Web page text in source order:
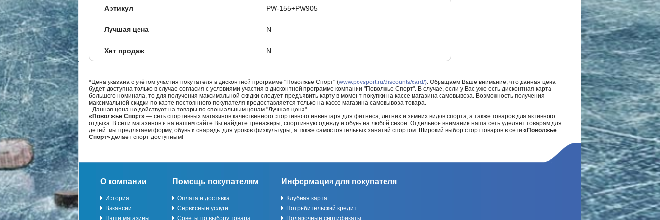
Артикул PW-155+PW905
Лучшая цена N
Хит продаж N
*Цена указана с учётом участия покупателя в дисконтной программе "Поволжье Спорт" (www.povsport.ru/discounts/card/). Обращаем Ваше внимание, что данная цена
будет доступна только в случае согласия с условиями участия в дисконтной программе компании "Поволжье Спорт". В случае, если у Вас уже есть дисконтная карта
большего номинала, то для получения максимальной скидки следует предъявить карту в момент покупки на кассе магазина самовывоза. Возможность получения
максимальной скидки по карте постоянного покупателя предоставляется только на кассе магазина самовывоза товара.
- Данная цена не действует на товары по специальным ценам "Лучшая цена".
«Поволжье Спорт» — сеть спортивных магазинов качественного спортивного инвентаря для фитнеса, летних и зимних видов спорта, а также товаров для активного
отдыха. В сети магазинов и на нашем сайте Вы найдёте тренажёры, спортивную одежду и обувь на любой сезон. Отдельное внимание наша сеть уделяет товарам для
детей: мы предлагаем форму, обувь и снаряды для уроков физкультуры, а также самостоятельных занятий спортом. Широкий выбор спорттоваров в сети «Поволжье
Спорт» делает спорт доступным!
О компании
История
Вакансии
Наши магазины
Помощь покупателям
Оплата и доставка
Сервисные услуги
Советы по выбору товара
Информация для покупателя
Клубная карта
Потребительский кредит
Подарочные сертификаты